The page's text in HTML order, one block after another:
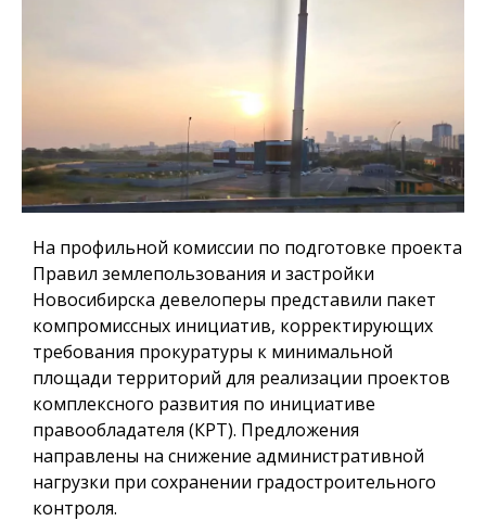
На профильной комиссии по подготовке проекта
Правил землепользования и застройки
Новосибирска девелоперы представили пакет
компромиссных инициатив, корректирующих
требования прокуратуры к минимальной
площади территорий для реализации проектов
комплексного развития по инициативе
правообладателя (КРТ). Предложения
направлены на снижение административной
нагрузки при сохранении градостроительного
контроля.